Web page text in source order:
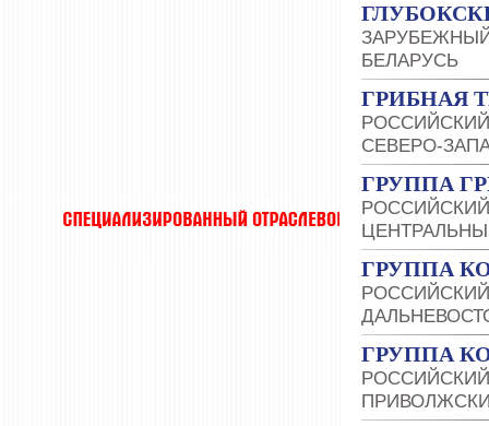
БЕЛАРУСЬ
ГРИБНАЯ
СЕВЕРО-
ГРУППА
ГРУППА
ГРУППА